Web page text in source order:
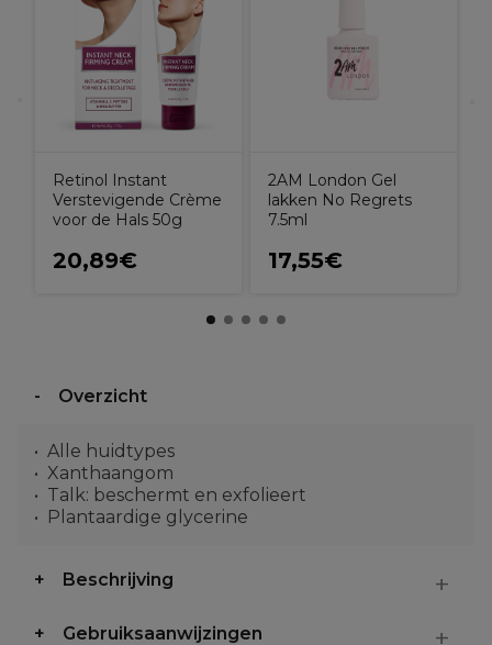
Retinol Instant
Verstevigende Crème
voor de Hals 50g
20,89€
2AM London Gel
lakken No Regrets
7.5ml
17,55€
Overzicht
Alle huidtypes
Xanthaangom
Talk: beschermt en exfolieert
Plantaardige glycerine
Beschrijving
Gebruiksaanwijzingen